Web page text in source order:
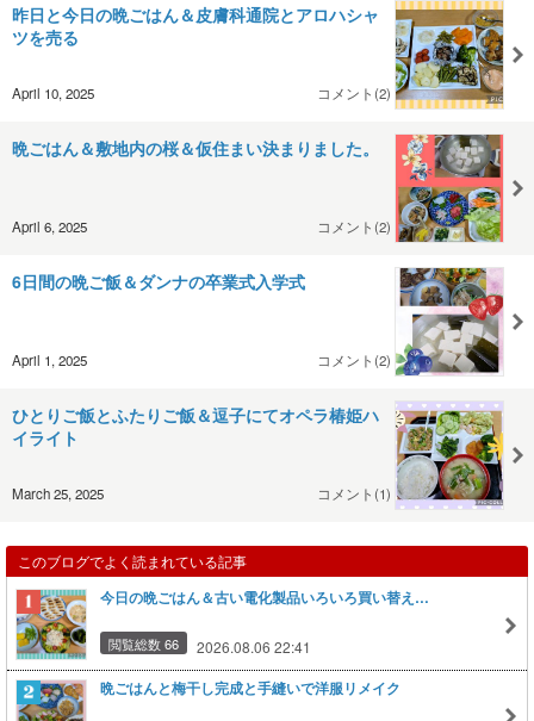
昨日と今日の晩ごはん＆皮膚科通院とアロハシャ
ツを売る
April 10, 2025 コメント(2)
晩ごはん＆敷地内の桜＆仮住まい決まりました。
April 6, 2025 コメント(2)
6日間の晩ご飯＆ダンナの卒業式入学式
April 1, 2025 コメント(2)
ひとりご飯とふたりご飯＆逗子にてオペラ椿姫ハ
イライト
March 25, 2025 コメント(1)
このブログでよく読まれている記事
今日の晩ごはん＆古い電化製品いろいろ買い替え…
閲覧総数 66 2026.08.06 22:41
晩ごはんと梅干し完成と手縫いで洋服リメイク